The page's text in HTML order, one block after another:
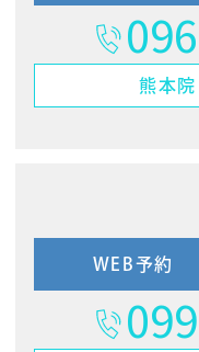
熊本院
WEB予約